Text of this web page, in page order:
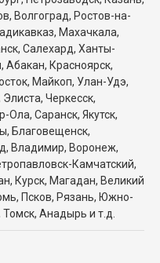
Волгоград, Ростов-на-
Махачкала,
Салехард, Ханты-
Абакан, Красноярск,
Майкоп, Улан-Удэ,
Черкесск,
Ола, Саранск, Якутск,
Благовещенск,
Владимир, Воронеж,
Камчатский,
Курск, Магадан, Великий
Псков, Рязань, Южно-
Анадырь и т.д.